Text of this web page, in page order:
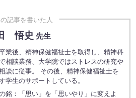
の記事を書いた人
悟史 先生
業後、精神保健福祉士を取得し、精神科
相談業務、大学院ではストレスの研究や
談に従事。 その後、精神保健福祉士を
学生のサポートしている。
銘：「思い」を「思いやり」に変えよ